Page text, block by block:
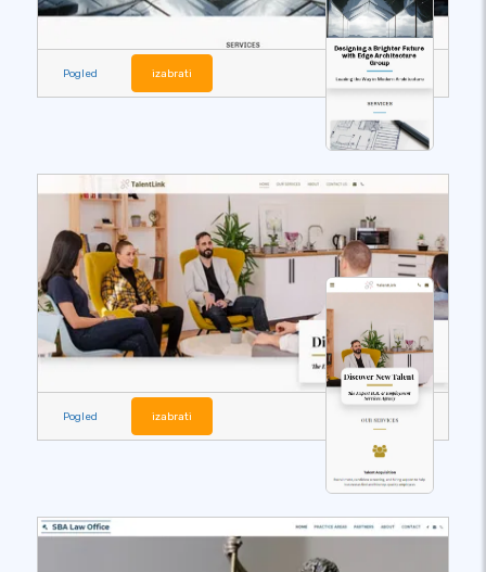
Pogled izabrati
Pogled izabrati